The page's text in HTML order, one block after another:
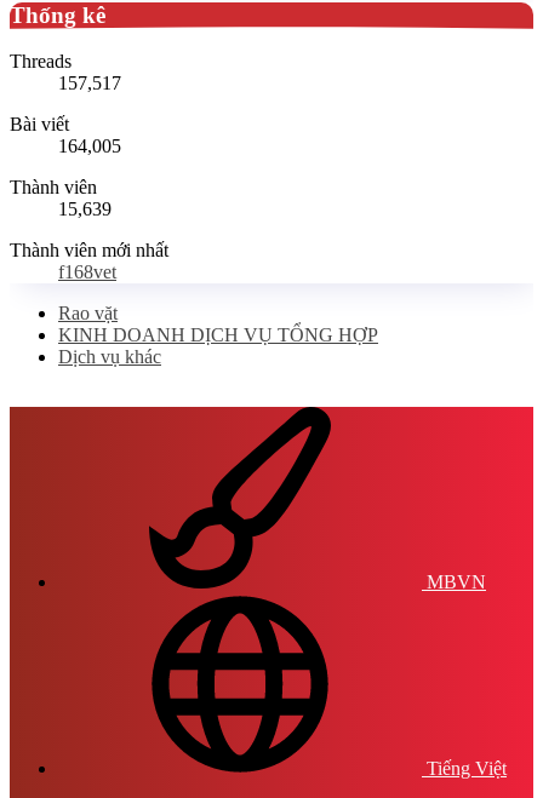
Thống kê
Threads
157,517
Bài viết
164,005
Thành viên
15,639
Thành viên mới nhất
f168vet
Rao vặt
KINH DOANH DỊCH VỤ TỔNG HỢP
Dịch vụ khác
MBVN
Tiếng Việt